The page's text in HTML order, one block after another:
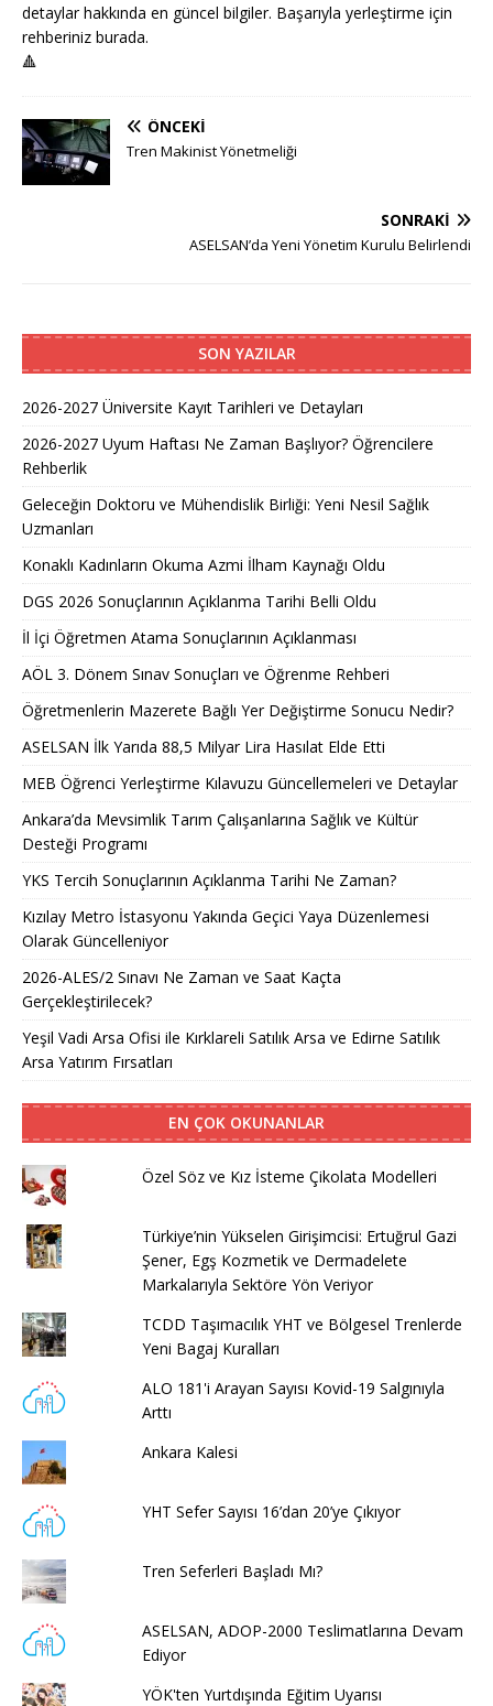
detaylar hakkında en güncel bilgiler. Başarıyla yerleştirme için
rehberiniz burada.
🔺
ÖNCEKI
Tren Makinist Yönetmeliği
SONRAKI
ASELSAN’da Yeni Yönetim Kurulu Belirlendi
SON YAZILAR
2026-2027 Üniversite Kayıt Tarihleri ve Detayları
2026-2027 Uyum Haftası Ne Zaman Başlıyor? Öğrencilere
Rehberlik
Geleceğin Doktoru ve Mühendislik Birliği: Yeni Nesil Sağlık
Uzmanları
Konaklı Kadınların Okuma Azmi İlham Kaynağı Oldu
DGS 2026 Sonuçlarının Açıklanma Tarihi Belli Oldu
İl İçi Öğretmen Atama Sonuçlarının Açıklanması
AÖL 3. Dönem Sınav Sonuçları ve Öğrenme Rehberi
Öğretmenlerin Mazerete Bağlı Yer Değiştirme Sonucu Nedir?
ASELSAN İlk Yarıda 88,5 Milyar Lira Hasılat Elde Etti
MEB Öğrenci Yerleştirme Kılavuzu Güncellemeleri ve Detaylar
Ankara’da Mevsimlik Tarım Çalışanlarına Sağlık ve Kültür
Desteği Programı
YKS Tercih Sonuçlarının Açıklanma Tarihi Ne Zaman?
Kızılay Metro İstasyonu Yakında Geçici Yaya Düzenlemesi
Olarak Güncelleniyor
2026-ALES/2 Sınavı Ne Zaman ve Saat Kaçta
Gerçekleştirilecek?
Yeşil Vadi Arsa Ofisi ile Kırklareli Satılık Arsa ve Edirne Satılık
Arsa Yatırım Fırsatları
EN ÇOK OKUNANLAR
Özel Söz ve Kız İsteme Çikolata Modelleri
Türkiye’nin Yükselen Girişimcisi: Ertuğrul Gazi
Şener, Egş Kozmetik ve Dermadelete
Markalarıyla Sektöre Yön Veriyor
TCDD Taşımacılık YHT ve Bölgesel Trenlerde
Yeni Bagaj Kuralları
ALO 181'i Arayan Sayısı Kovid-19 Salgınıyla
Arttı
Ankara Kalesi
YHT Sefer Sayısı 16’dan 20’ye Çıkıyor
Tren Seferleri Başladı Mı?
ASELSAN, ADOP-2000 Teslimatlarına Devam
Ediyor
YÖK'ten Yurtdışında Eğitim Uyarısı